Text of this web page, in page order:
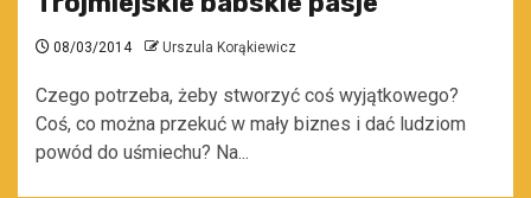
08/03/2014 Urszula Korąkiewicz
Czego potrzeba, żeby stworzyć coś wyjątkowego?
Coś, co można przekuć w mały biznes i dać ludziom
powód do uśmiechu? Na...